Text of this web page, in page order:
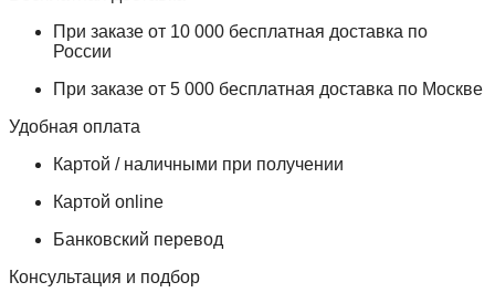
При заказе от 10 000 бесплатная доставка по
России
При заказе от 5 000 бесплатная доставка по Москве
Удобная оплата
Картой / наличными при получении
Картой online
Банковский перевод
Консультация и подбор